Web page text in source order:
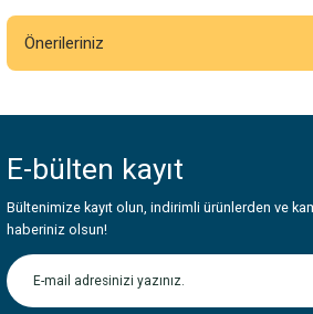
Önerileriniz
Görüş ve önerileriniz için teşekkür ederiz.
Ürün resmi kalitesiz, bozuk veya
Ürün açıklamasında eksik bilgiler
Ürün bilgilerinde hatalar bulunuyor.
E-bülten kayıt
Bültenimize kayıt olun, indirimli ürünlerden ve
haberiniz olsun!